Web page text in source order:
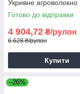
Укривне агроволокно
Готово до відправки
4 904,72 ₴/рулон
6 628 ₴/рулон
Купити
–26%